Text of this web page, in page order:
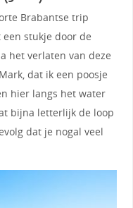
Brabantse trip
stukje door de
het verlaten van deze
dat ik een poosje
hier langs het water
bijna letterlijk de loop
dat je nogal veel